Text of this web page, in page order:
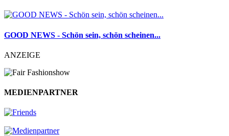
GOOD NEWS - Schön sein, schön scheinen...
ANZEIGE
MEDIENPARTNER